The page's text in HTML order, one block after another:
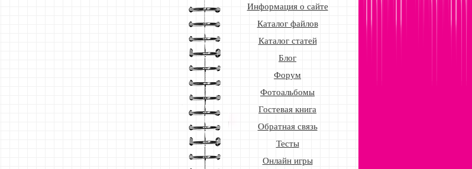
Информация о сайте
Каталог файлов
Каталог статей
Блог
Форум
Фотоальбомы
Гостевая книга
Обратная связь
Тесты
Онлайн игры